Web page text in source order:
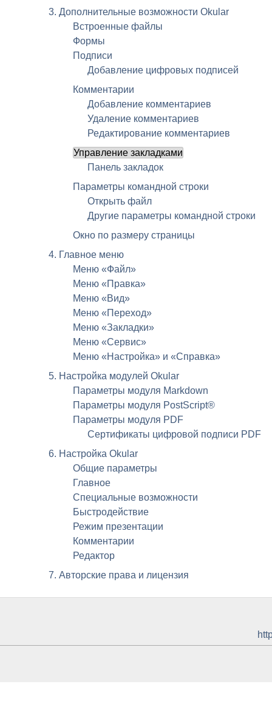
3. Дополнительные возможности Okular
Встроенные файлы
Формы
Подписи
Добавление цифровых подписей
Комментарии
Добавление комментариев
Удаление комментариев
Редактирование комментариев
Управление закладками
Панель закладок
Параметры командной строки
Открыть файл
Другие параметры командной строки
Окно по размеру страницы
4. Главное меню
Меню «Файл»
Меню «Правка»
Меню «Вид»
Меню «Переход»
Меню «Закладки»
Меню «Сервис»
Меню «Настройка» и «Справка»
5. Настройка модулей Okular
Параметры модуля Markdown
Параметры модуля PostScript®
Параметры модуля PDF
Сертификаты цифровой подписи PDF
6. Настройка Okular
Общие параметры
Главное
Специальные возможности
Быстродействие
Режим презентации
Комментарии
Редактор
7. Авторские права и лицензия